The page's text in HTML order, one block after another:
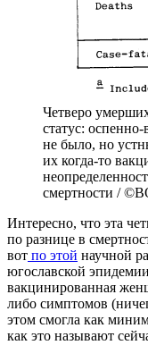
Четверо
статус:
не было, но
их когда-то
смертности /
Интересно, что эта
по разнице в
вот по этой научной
югославской
вакцинированная
либо симптомов
этом смогла как
как это называют